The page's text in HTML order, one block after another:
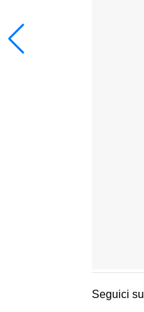
Seguici su